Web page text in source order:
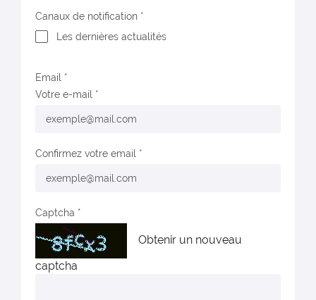
Canaux de notification
Les dernières actualités
Email
Votre e-mail
Confirmez votre email
Captcha
Obtenir un nouveau
captcha